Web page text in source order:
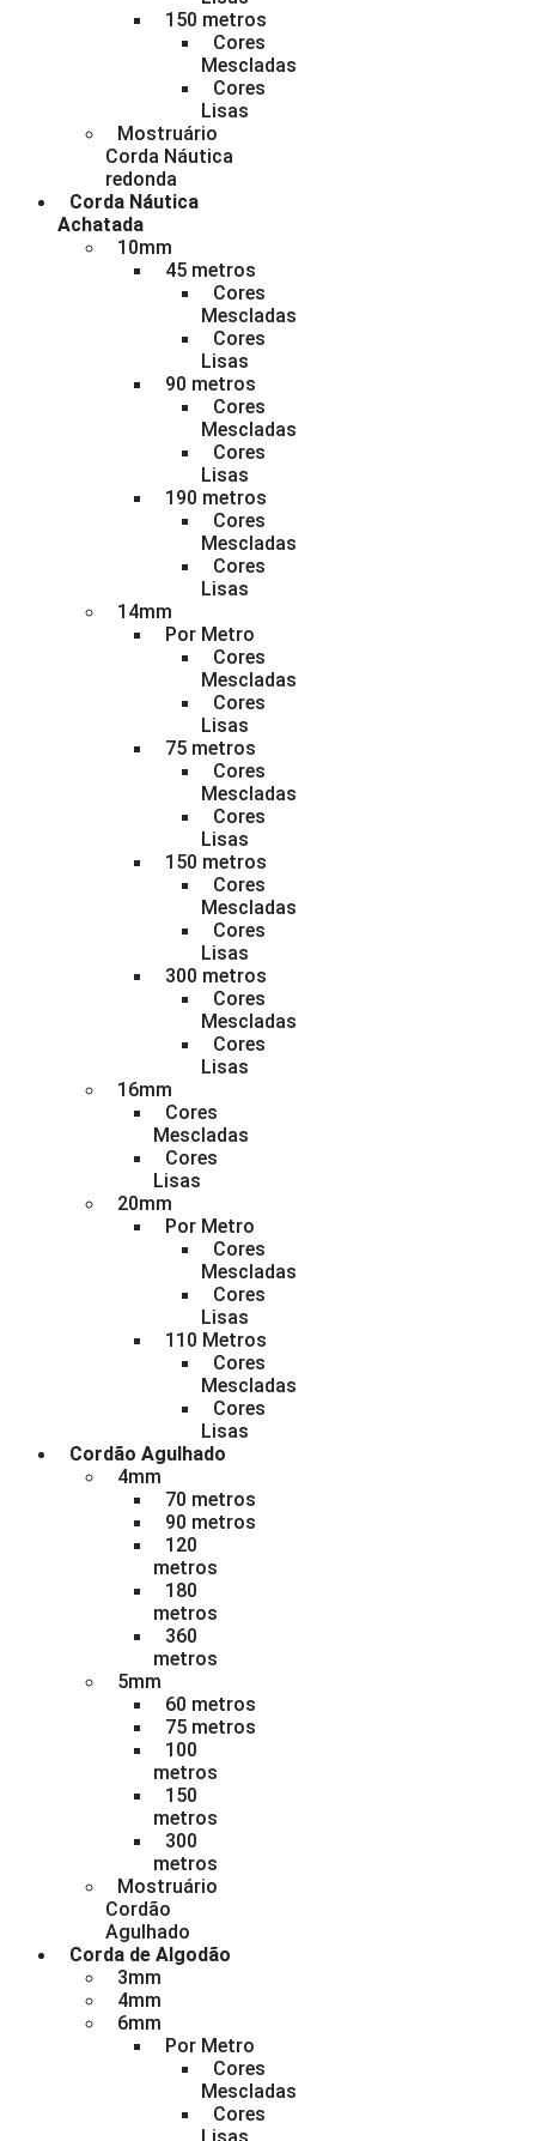
150 metros
Cores
Mescladas
Cores
Lisas
Mostruário
Corda Náutica
redonda
Corda Náutica
Achatada
10mm
45 metros
Cores
Mescladas
Cores
Lisas
90 metros
Cores
Mescladas
Cores
Lisas
190 metros
Cores
Mescladas
Cores
Lisas
14mm
Por Metro
Cores
Mescladas
Cores
Lisas
75 metros
Cores
Mescladas
Cores
Lisas
150 metros
Cores
Mescladas
Cores
Lisas
300 metros
Cores
Mescladas
Cores
Lisas
16mm
Cores
Mescladas
Cores
Lisas
20mm
Por Metro
Cores
Mescladas
Cores
Lisas
110 Metros
Cores
Mescladas
Cores
Lisas
Cordão Agulhado
4mm
70 metros
90 metros
120
metros
180
metros
360
metros
5mm
60 metros
75 metros
100
metros
150
metros
300
metros
Mostruário
Cordão
Agulhado
Corda de Algodão
3mm
4mm
6mm
Por Metro
Cores
Mescladas
Cores